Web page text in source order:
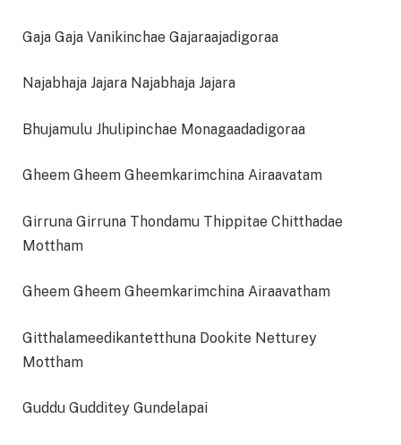
Gaja Gaja Vanikinchae Gajaraajadigoraa
Najabhaja Jajara Najabhaja Jajara
Bhujamulu Jhulipinchae Monagaadadigoraa
Gheem Gheem Gheemkarimchina Airaavatam
Girruna Girruna Thondamu Thippitae Chitthadae
Mottham
Gheem Gheem Gheemkarimchina Airaavatham
Gitthalameedikantetthuna Dookite Netturey
Mottham
Guddu Gudditey Gundelapai